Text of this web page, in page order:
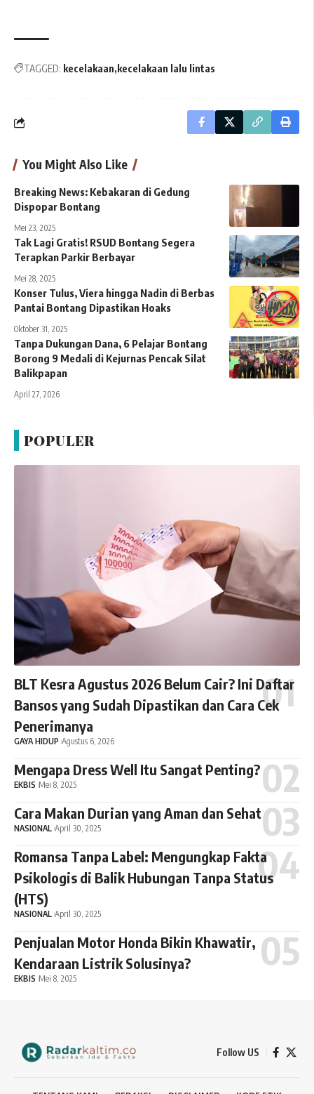
TAGGED: kecelakaan kecelakaan lalu lintas
You Might Also Like
Breaking News: Kebakaran di Gedung
Dispopar Bontang
Mei 23, 2025
Tak Lagi Gratis! RSUD Bontang Segera
Terapkan Parkir Berbayar
Mei 28, 2025
Konser Tulus, Viera hingga Nadin di Berbas
Pantai Bontang Dipastikan Hoaks
Oktober 31, 2025
Tanpa Dukungan Dana, 6 Pelajar Bontang
Borong 9 Medali di Kejurnas Pencak Silat
Balikpapan
April 27, 2026
POPULER
BLT Kesra Agustus 2026 Belum Cair? Ini Daftar
Bansos yang Sudah Dipastikan dan Cara Cek
Penerimanya
GAYA HIDUP Agustus 6, 2026
Mengapa Dress Well Itu Sangat Penting?
EKBIS Mei 8, 2025
Cara Makan Durian yang Aman dan Sehat
NASIONAL April 30, 2025
Romansa Tanpa Label: Mengungkap Fakta
Psikologis di Balik Hubungan Tanpa Status
(HTS)
NASIONAL April 30, 2025
Penjualan Motor Honda Bikin Khawatir,
Kendaraan Listrik Solusinya?
EKBIS Mei 8, 2025
Follow US